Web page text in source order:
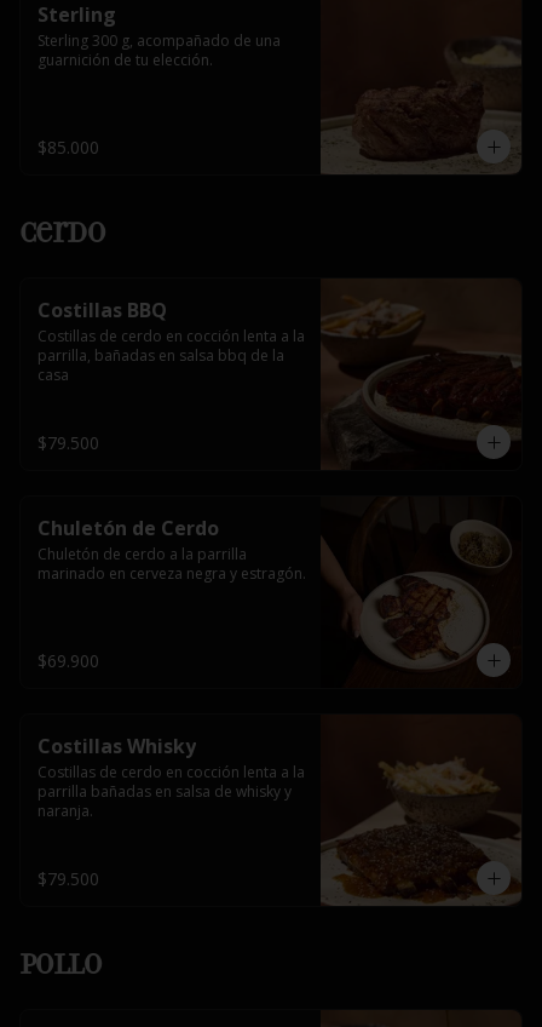
Sterling
Sterling 300 g, acompañado de una
guarnición de tu elección.
$85.000
Cerdo
Costillas BBQ
Costillas de cerdo en cocción lenta a la
parrilla, bañadas en salsa bbq de la
casa
$79.500
Chuletón de Cerdo
Chuletón de cerdo a la parrilla
marinado en cerveza negra y estragón.
$69.900
Costillas Whisky
Costillas de cerdo en cocción lenta a la
parrilla bañadas en salsa de whisky y
naranja.
$79.500
Pollo